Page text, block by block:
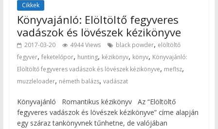
Cikkek
Könyvajánló: Elöltöltő fegyveres
vadászok és lövészek kézikönyve
2017-03-20 4944 Views black powder, elöltöltő
fegyver, feketelőpor, hunting, kézikönyv, könyv, Könyvajánló:
Elöltöltő fegyveres vadászok és lövészek kézikönyve, meflsz,
muzzleloader, németh balázs, vadászat
Könyvajánló Romantikus kézikönyv Az “Elöltöltő
fegyveres vadászok és lövészek kézikönyve” címe alapján
egy száraz tankönyvnek tűnhetne, de valójában